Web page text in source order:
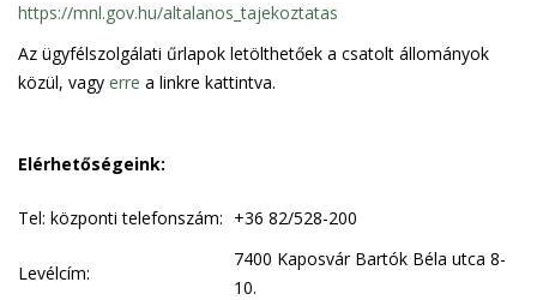
https://mnl.gov.hu/altalanos_tajekoztatas
Az ügyfélszolgálati űrlapok letölthetőek a csatolt állományok
közül, vagy erre a linkre kattintva.
Elérhetőségeink:
Tel: központi telefonszám: +36 82/528-200
Levélcím:
7400 Kaposvár Bartók Béla utca 8-
10.